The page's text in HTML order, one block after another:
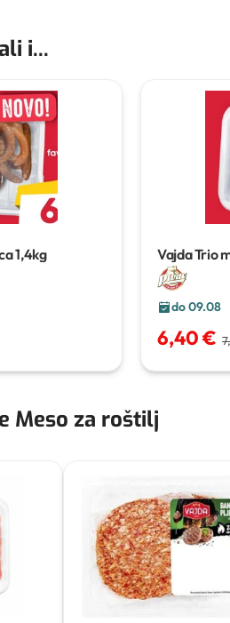
i...
1,4kg Vajda Trio
do 09.08
6,40 €
Meso za roštilj